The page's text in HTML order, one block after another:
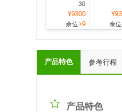
30
¥9300
余位>9 余位
产品特色 参考行程
产品特色